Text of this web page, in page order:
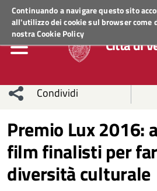
Continuando a navigare questo sito
all'utilizzo dei cookie sul browser come
nostraCookie Policy
Regione VenetoACCEDI AI SERVIZI
Città di
Condividi
sui social
network
Condividi
Condividi
su
Facebook
Condividi
su
Condividi
Premio Lux 2016:
film finalisti per
diversità culturale